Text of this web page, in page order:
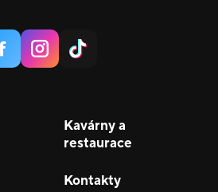
Kavárny a
restaurace
Kontakty